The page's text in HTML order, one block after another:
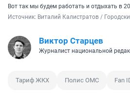
Вот так мы будем работать и отдыхать в
Источник: Виталий Калистратов /
Виктор Старцев
Журналист национальной
Тариф ЖКХ Полис ОМС Fan